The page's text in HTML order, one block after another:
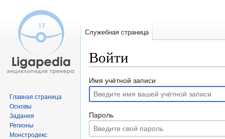
Войти
Перейти
навигации
Перейти
поиску
Имя учётной записи
Пароль
Служебная страница
Главная страница
Основы
Задания
Регионы
Монстродекс